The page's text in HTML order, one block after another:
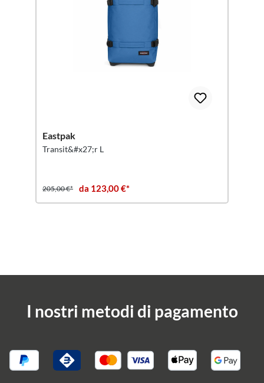
Eastpak
Transit&#x27;r L
205,00 €* da 123,00 €*
I nostri metodi di pagamento